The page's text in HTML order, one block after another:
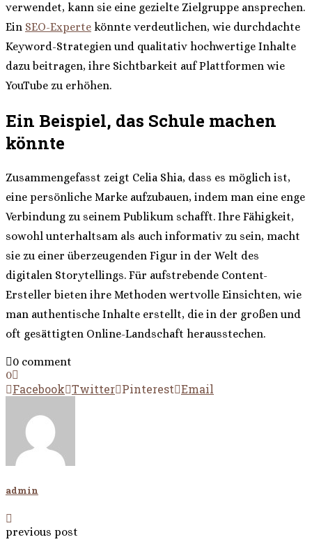
verwendet, kann sie eine gezielte Zielgruppe ansprechen.
Ein SEO-Experte könnte verdeutlichen, wie durchdachte
Keyword-Strategien und qualitativ hochwertige Inhalte
dazu beitragen, ihre Sichtbarkeit auf Plattformen wie
YouTube zu erhöhen.
Ein Beispiel, das Schule machen
könnte
Zusammengefasst zeigt Celia Shia, dass es möglich ist,
eine persönliche Marke aufzubauen, indem man eine enge
Verbindung zu seinem Publikum schafft. Ihre Fähigkeit,
sowohl unterhaltsam als auch informativ zu sein, macht
sie zu einer überzeugenden Figur in der Welt des
digitalen Storytellings. Für aufstrebende Content-
Ersteller bieten ihre Methoden wertvolle Einsichten, wie
man authentische Inhalte erstellt, die in der großen und
oft gesättigten Online-Landschaft herausstechen.
0 comment
0
Facebook Twitter Pinterest Email
admin
previous post